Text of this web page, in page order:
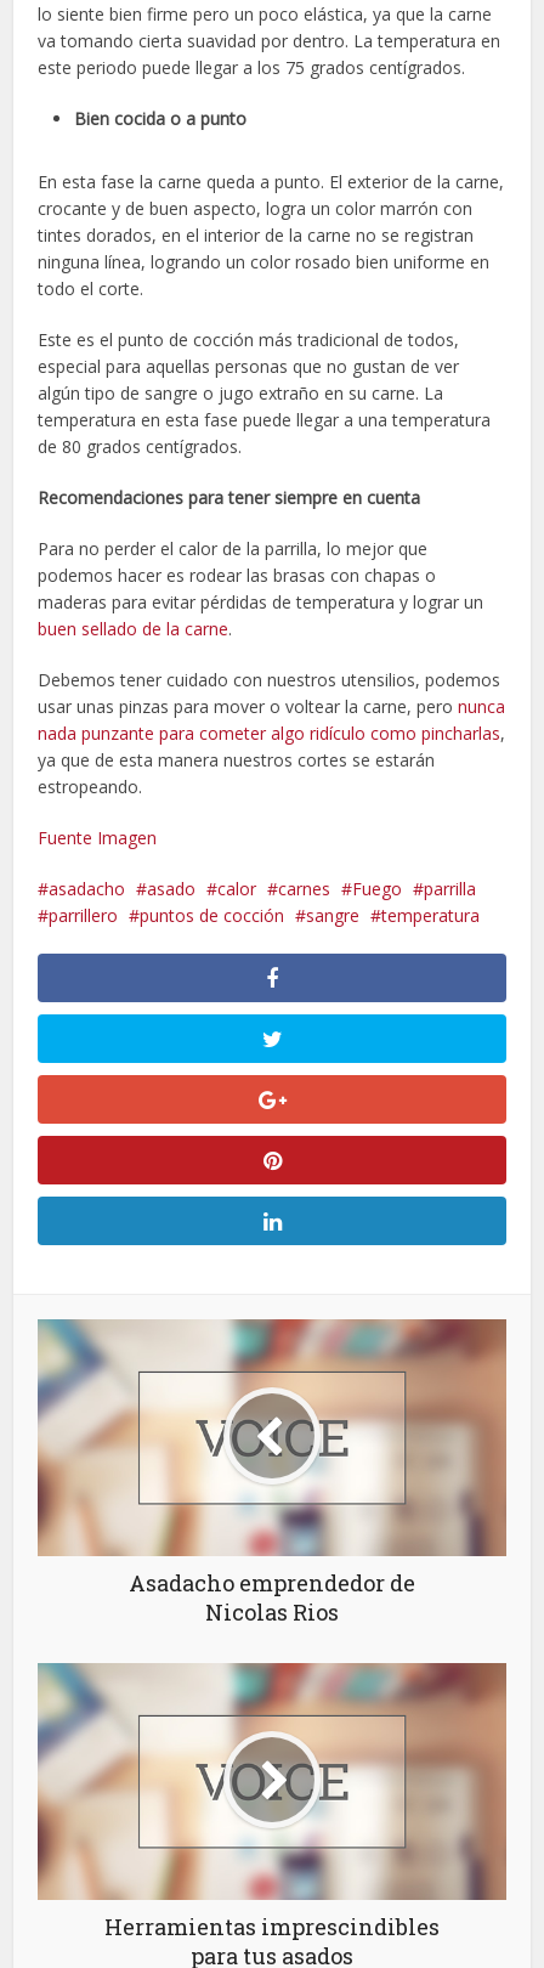
lo siente bien firme pero un poco elástica, ya que la carne
va tomando cierta suavidad por dentro. La temperatura en
este periodo puede llegar a los 75 grados centígrados.
Bien cocida o a punto
En esta fase la carne queda a punto. El exterior de la carne,
crocante y de buen aspecto, logra un color marrón con
tintes dorados, en el interior de la carne no se registran
ninguna línea, logrando un color rosado bien uniforme en
todo el corte.
Este es el punto de cocción más tradicional de todos,
especial para aquellas personas que no gustan de ver
algún tipo de sangre o jugo extraño en su carne. La
temperatura en esta fase puede llegar a una temperatura
de 80 grados centígrados.
Recomendaciones para tener siempre en cuenta
Para no perder el calor de la parrilla, lo mejor que
podemos hacer es rodear las brasas con chapas o
maderas para evitar pérdidas de temperatura y lograr un
buen sellado de la carne.
Debemos tener cuidado con nuestros utensilios, podemos
usar unas pinzas para mover o voltear la carne, peronunca
nada punzante para cometer algo ridículo como pincharlas,
ya que de esta manera nuestros cortes se estarán
estropeando.
Fuente Imagen
asadacho asado calor carnes Fuego
parrilla
parrillero
puntos de cocción sangre temperatura
Asadacho emprendedor de
Nicolas Rios
Herramientas imprescindibles
para tus asados